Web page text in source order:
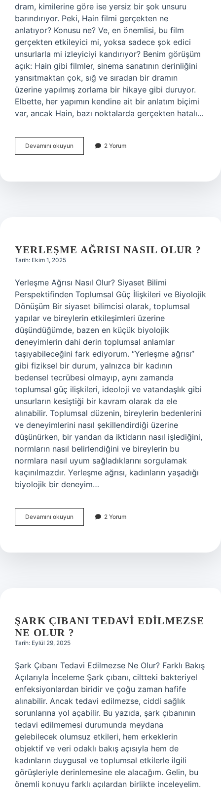
dram, kimilerine göre ise yersiz bir şok unsuru
barındırıyor. Peki, Hain filmi gerçekten ne
anlatıyor? Konusu ne? Ve, en önemlisi, bu film
gerçekten etkileyici mi, yoksa sadece şok edici
unsurlarla mi izleyiciyi kandırıyor? Benim görüşüm
açık: Hain gibi filmler, sinema sanatının derinliğini
yansıtmaktan çok, sığ ve sıradan bir dramın
üzerine yapılmış zorlama bir hikaye gibi duruyor.
Elbette, her yapımın kendine ait bir anlatım biçimi
var, ancak Hain, bazı noktalarda gerçekten hatalı…
Devamını okuyun
filmi
?
2 Yorum
YERLEŞME AĞRISI NASIL OLUR ?
Tarih: Ekim 1, 2025
Yerleşme Ağrısı Nasıl Olur? Siyaset Bilimi
Perspektifinden Toplumsal Güç İlişkileri ve Biyolojik
Dönüşüm Bir siyaset bilimcisi olarak, toplumsal
yapılar ve bireylerin etkileşimleri üzerine
düşündüğümde, bazen en küçük biyolojik
deneyimlerin dahi derin toplumsal anlamlar
taşıyabileceğini fark ediyorum. “Yerleşme ağrısı”
gibi fiziksel bir durum, yalnızca bir kadının
bedensel tecrübesi olmayıp, aynı zamanda
toplumsal güç ilişkileri, ideoloji ve vatandaşlık gibi
unsurların kesiştiği bir kavram olarak da ele
alınabilir. Toplumsal düzenin, bireylerin bedenlerini
ve deneyimlerini nasıl şekillendirdiği üzerine
düşünürken, bir yandan da iktidarın nasıl işlediğini,
normların nasıl belirlendiğini ve bireylerin bu
normlara nasıl uyum sağladıklarını sorgulamak
kaçınılmazdır. Yerleşme ağrısı, kadınların yaşadığı
biyolojik bir deneyim…
Devamını okuyun Yerleşme
ağrısı
?
2 Yorum
ŞARK ÇIBANI TEDAVI EDILMEZSE
NE OLUR ?
Tarih: Eylül 29, 2025
Şark Çıbanı Tedavi Edilmezse Ne Olur? Farklı Bakış
Açılarıyla İnceleme Şark çıbanı, ciltteki bakteriyel
enfeksiyonlardan biridir ve çoğu zaman hafife
alınabilir. Ancak tedavi edilmezse, ciddi sağlık
sorunlarına yol açabilir. Bu yazıda, şark çıbanının
tedavi edilmemesi durumunda meydana
gelebilecek olumsuz etkileri, hem erkeklerin
objektif ve veri odaklı bakış açısıyla hem de
kadınların duygusal ve toplumsal etkilerle ilgili
görüşleriyle derinlemesine ele alacağım. Gelin, bu
önemli konuyu farklı açılardan birlikte inceleyelim.